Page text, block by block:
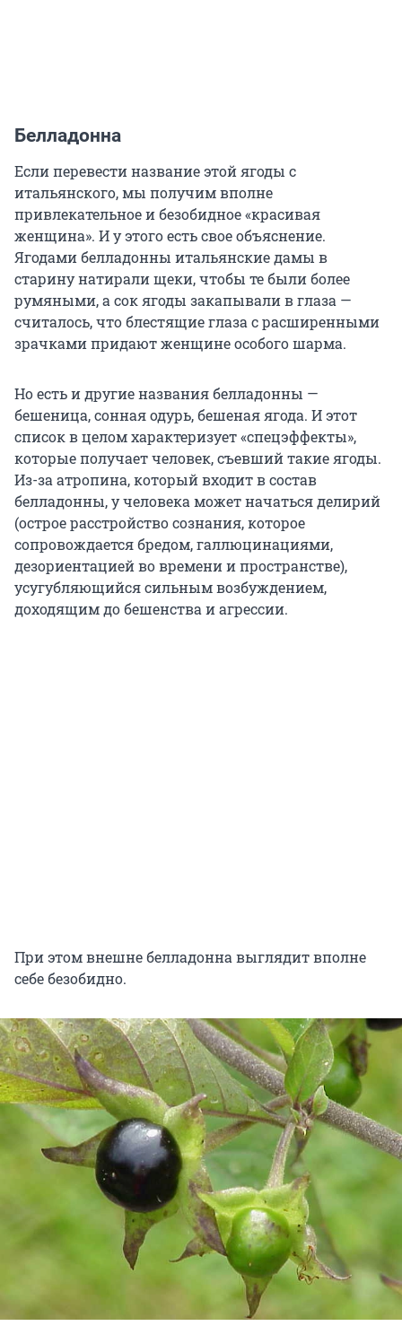
Белладонна
Если перевести название этой ягоды с
итальянского, мы получим вполне
привлекательное и безобидное «красивая
женщина». И у этого есть свое объяснение.
Ягодами белладонны итальянские дамы в
старину натирали щеки, чтобы те были более
румяными, а сок ягоды закапывали в глаза —
считалось, что блестящие глаза с расширенными
зрачками придают женщине особого шарма.
Но есть и другие названия белладонны —
бешеница, сонная одурь, бешеная ягода. И этот
список в целом характеризует «спецэффекты»,
которые получает человек, съевший такие ягоды.
Из-за атропина, который входит в состав
белладонны, у человека может начаться делирий
(острое расстройство сознания, которое
сопровождается бредом, галлюцинациями,
дезориентацией во времени и пространстве),
усугубляющийся сильным возбуждением,
доходящим до бешенства и агрессии.
При этом внешне белладонна выглядит вполне
себе безобидно.